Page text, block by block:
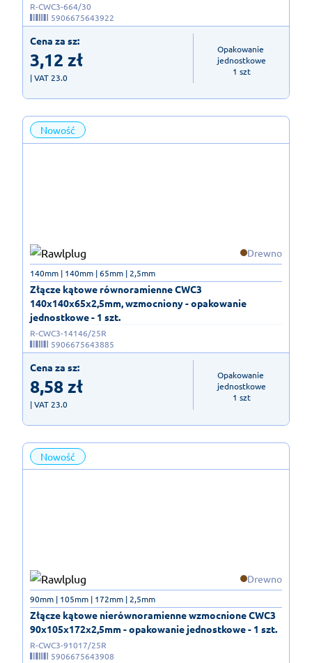
R-CWC3-664/30
5906675643922
Cena za sz:
3,12 zł
| VAT 23.0
Opakowanie
jednostkowe
1 szt
Nowość
Drewno
Złącze kątowe równoramienne CWC3
140x140x65x2,5mm, wzmocniony - opakowanie
jednostkowe - 1 szt.
140mm | 140mm | 65mm | 2,5mm
R-CWC3-14146/25R
5906675643885
Cena za sz:
8,58zł
| VAT 23.0
Opakowanie
jednostkowe
1 szt
Nowość
Drewno
Złącze kątowe nierównoramienne wzmocnione CWC3
90x105x172x2,5mm - opakowanie jednostkowe - 1 szt.
90mm | 105mm | 172mm | 2,5mm
R-CWC3-91017/25R
5906675643908